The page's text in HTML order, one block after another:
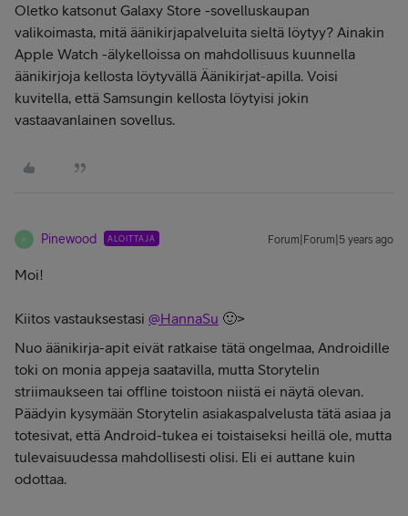
Oletko katsonut Galaxy Store -sovelluskaupan
valikoimasta, mitä äänikirjapalveluita sieltä löytyy? Ainakin
Apple Watch -älykelloissa on mahdollisuus kuunnella
äänikirjoja kellosta löytyvällä Äänikirjat-apilla. Voisi
kuvitella, että Samsungin kellosta löytyisi jokin
vastaavanlainen sovellus.
P Pinewood ALOITTAJA Forum|Forum|5 years ago
Moi!
Kiitos vastauksestasi @HannaSu 🙂>
Nuo äänikirja-apit eivät ratkaise tätä ongelmaa, Androidille
toki on monia appeja saatavilla, mutta Storytelin
striimaukseen tai offline toistoon niistä ei näytä olevan.
Päädyin kysymään Storytelin asiakaspalvelusta tätä asiaa ja
totesivat, että Android-tukea ei toistaiseksi heillä ole, mutta
tulevaisuudessa mahdollisesti olisi. Eli ei auttane kuin
odottaa.